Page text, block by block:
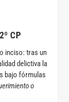
CP
inciso: tras un
delictiva la
bajo fórmulas
o